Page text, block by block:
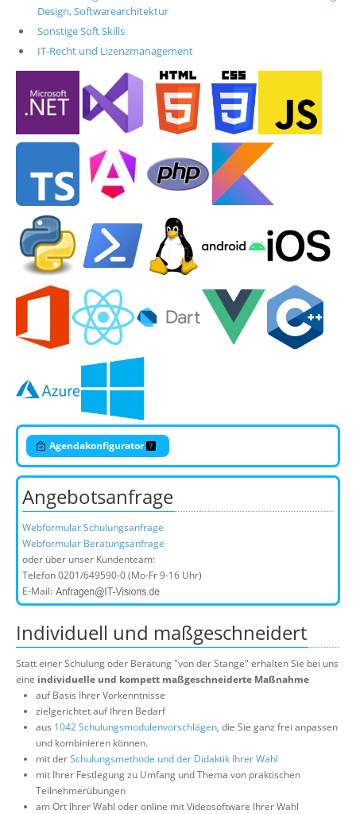
Design, Softwarearchitektur
Sonstige Soft Skills
IT-Recht und Lizenzmanagement
Agendakonfigurator
Angebotsanfrage
Webformular Schulungsanfrage
Webformular Beratungsanfrage
oder über unser Kundenteam:
Telefon0201/649590-0(Mo-Fr 9-16 Uhr)
E-Mail:
Individuell und maßgeschneidert
Statt einer Schulung oder Beratung "von der Stange" erhalten Sie bei uns
eine individuelle und kompett maßgeschneiderte Maßnahme
auf Basis Ihrer Vorkenntnisse
zielgerichtet auf Ihren Bedarf
aus 1042 Schulungsmodulenvorschlägen, die Sie ganz frei anpassen
und kombinieren können.
mit derSchulungsmethode und der Didaktik Ihrer Wahl
mit Ihrer Festlegung zu Umfang und Thema von praktischen
Teilnehmerübungen
am Ort Ihrer Wahl oder online mit Videosoftware Ihrer Wahl